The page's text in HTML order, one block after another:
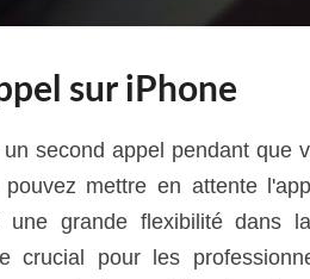
sur iPhone
second appel pendant que
mettre en attente
une grande flexibilité dans
crucial pour les